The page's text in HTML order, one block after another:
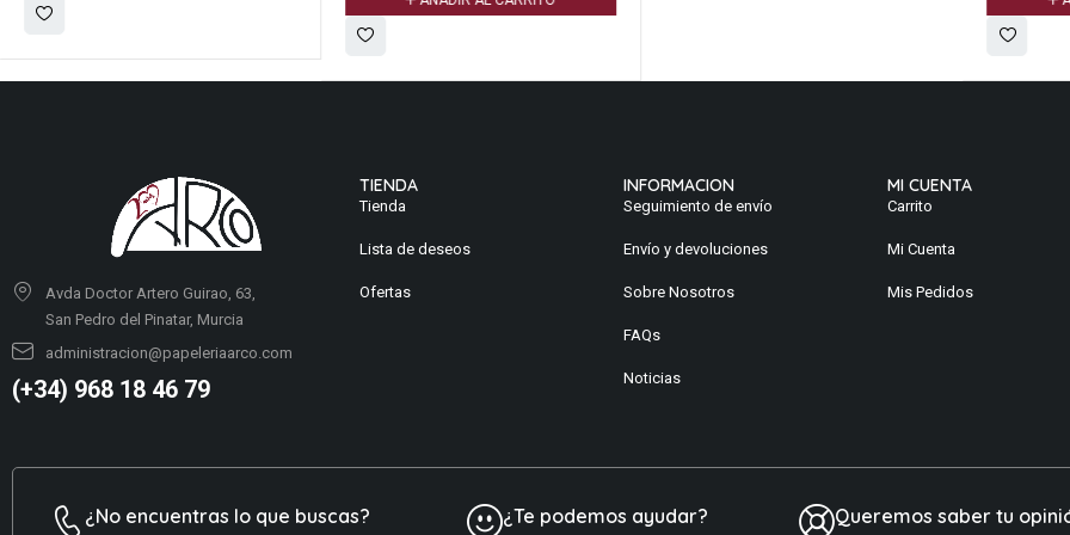
Avda Doctor Artero Guirao, 63,
San Pedro del Pinatar, Murcia
administracion@papeleriaarco.com
(+34) 968 18 46 79
TIENDA
Tienda
Lista de deseos
Ofertas
INFORMACION
Seguimiento de envío
Envío y devoluciones
Sobre Nosotros
FAQs
Noticias
MI CUENTA
Carrito
Mi Cuenta
Mis Pedidos
¿No encuentras lo que buscas? ¿Te podemos ayudar? Queremos saber tu